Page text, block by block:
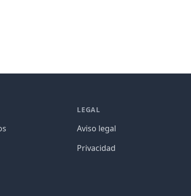
LEGAL
Aviso legal
Privacidad